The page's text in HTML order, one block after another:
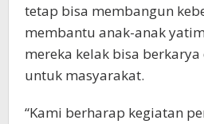
tetap bisa membangun
membantu anak-anak
mereka kelak bisa
untuk masyarakat.
“Kami berharap kegiatan